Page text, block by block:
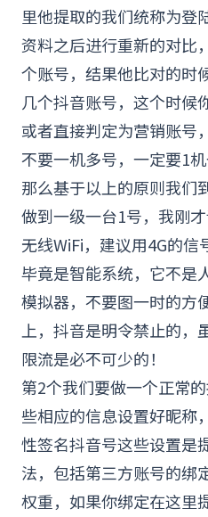
里他提取的我们统称为登
资料之后进行重新的对比
个账号，结果他比对的时
几个抖音账号，这个时候
或者直接判定为营销账号
不要一机多号，一定要1机
那么基于以上的原则我们
做到一级一台1号，我刚
无线WiFi，建议用4G的
毕竟是智能系统，它不是
模拟器，不要图一时的方
上，抖音是明令禁止的
限流是必不可少的！
第2个我们要做一个正常
些相应的信息设置好昵称
性签名抖音号这些设置是
法，包括第三方账号的绑定
权重，如果你绑定在这里